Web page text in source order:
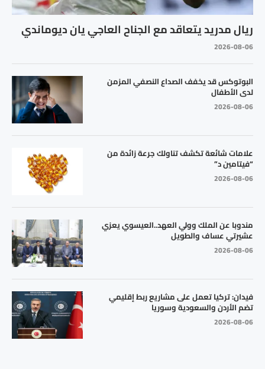
ريال مدريد يتعاقد مع الجناح العاجي يان ديوماندي
2026-08-06
البوتوكس قد يخفف الصداع النصفي المزمن
لدى الأطفال
2026-08-06
علامات شائعة تكشف تناولك جرعة زائدة من
“فيتامين د”
2026-08-06
مندوبا عن الملك وولي العهد..العيسوي يعزي
عشيرتي عساف والطويل
2026-08-06
فيدان: تركيا تعمل على مشاريع ربط إقليمي
تضم الأردن والسعودية وسوريا
2026-08-06